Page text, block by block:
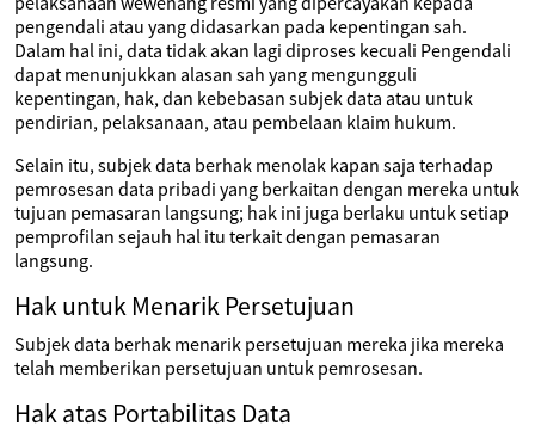
pengendali atau yang didasarkan pada kepentingan sah.
Dalam hal ini, data tidak akan lagi diproses kecuali Pengendali
dapat menunjukkan alasan sah yang mengungguli
kepentingan, hak, dan kebebasan subjek data atau untuk
pendirian, pelaksanaan, atau pembelaan klaim hukum.
Selain itu, subjek data berhak menolak kapan saja terhadap
pemrosesan data pribadi yang berkaitan dengan mereka untuk
tujuan pemasaran langsung; hak ini juga berlaku untuk setiap
pemprofilan sejauh hal itu terkait dengan pemasaran
langsung.
Hak untuk Menarik Persetujuan
Subjek data berhak menarik persetujuan mereka jika mereka
telah memberikan persetujuan untuk pemrosesan.
Hak atas Portabilitas Data